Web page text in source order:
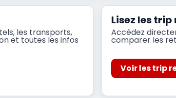
les transports,
et toutes les infos
Lisez les
Accédez
comparer les
Voir les trip